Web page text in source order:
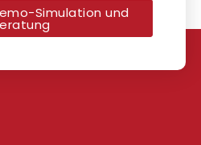
Simulation und